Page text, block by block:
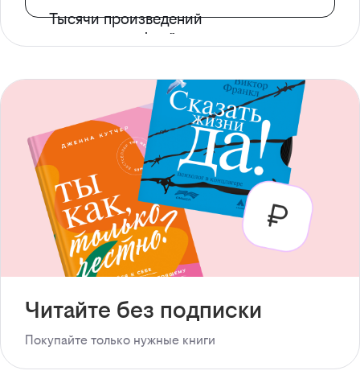
Тысячи произведений
с доступом офлайн
Читайте без подписки
Покупайте только нужные книги